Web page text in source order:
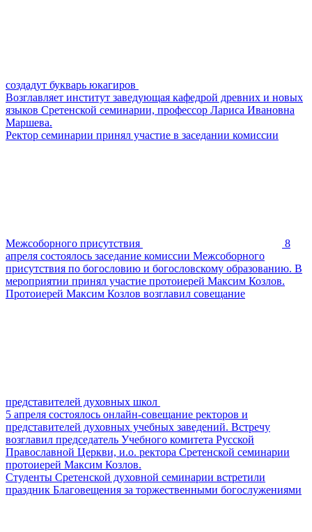
создадут букварь юкагиров
Возглавляет институт заведующая кафедрой древних и новых
языков Сретенской семинарии, профессор Лариса Ивановна
Маршева.
Ректор семинарии принял участие в заседании комиссии
Межсоборного присутствия
8
апреля состоялось заседание комиссии Межсоборного
присутствия по богословию и богословскому образованию. В
мероприятии принял участие протоиерей Максим Козлов.
Протоиерей Максим Козлов возглавил совещание
представителей духовных школ
5 апреля состоялось онлайн-совещание ректоров и
представителей духовных учебных заведений. Встречу
возглавил председатель Учебного комитета Русской
Православной Церкви, и.о. ректора Сретенской семинарии
протоиерей Максим Козлов.
Студенты Сретенской духовной семинарии встретили
праздник Благовещения за торжественными богослужениями